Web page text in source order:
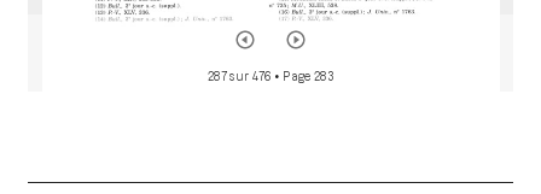
287 sur 476 • Page 283